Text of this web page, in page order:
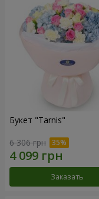
Букет "Tarnis"
6 306 грн
Заказать